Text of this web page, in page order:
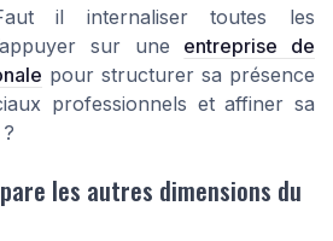
il internaliser toutes les
sur une entreprise de
pour structurer sa présence
professionnels et affiner sa
les autres dimensions du